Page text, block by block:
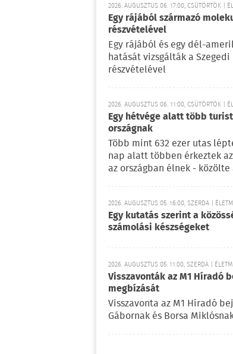
2026. AUGUSZTUS 06. 17:00, CSÜTÖRTÖK |
Egy rájából származó
részvételével
Egy rájából és egy dél-
hatását vizsgálták a
részvételével
2026. AUGUSZTUS 06. 11:00, CSÜTÖRTÖK |
Egy hétvége alatt több
országnak
Több mint 632 ezer utas
nap alatt többen érkeztek
az országban élnek -
2026. AUGUSZTUS 05. 16:00, SZERDA |
Egy kutatás szerint a
számolási készségeket
2026. AUGUSZTUS 05. 11:00, SZERDA |
Visszavonták az M1 Híradó
megbízását
Visszavonta az M1 Híradó
Gábornak és Borsa